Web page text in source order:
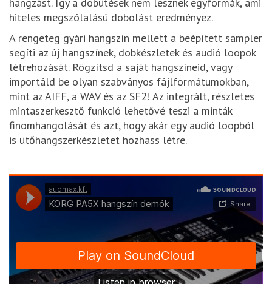
hiteles megszólalású dobolást eredményez.
A rengeteg gyári hangszín mellett a beépített sampler
segíti az új hangszínek, dobkészletek és audió loopok
létrehozását. Rögzítsd a saját hangszíneid, vagy
importáld be olyan szabványos fájlformátumokban,
mint az AIFF, a WAV és az SF2! Az integrált, részletes
mintaszerkesztő funkció lehetővé teszi a minták
finomhangolását és azt, hogy akár egy audió loopból
is ütőhangszerkészletet hozhass létre.